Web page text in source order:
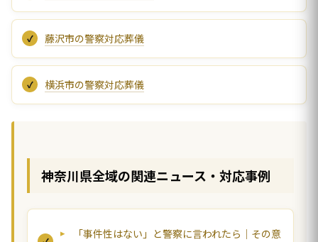
藤沢市の警察対応葬儀
横浜市の警察対応葬儀
神奈川県全域の関連ニュース・対応事例
「事件性はない」と警察に言われたら｜その意